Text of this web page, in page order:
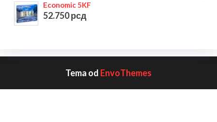
Economic 5KF
52.750рсд
Tema od EnvoThemes